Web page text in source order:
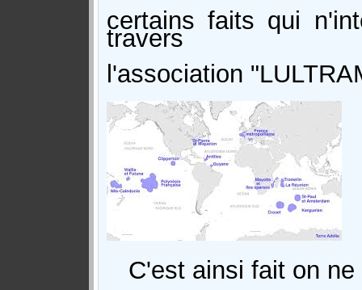
certains faits qui
travers
l'association
C'est ainsi fait on ne